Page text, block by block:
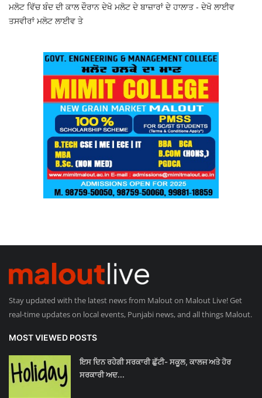
ਮਲੋਟ ਵਿੱਚ ਬੰਦ ਦੀ ਕਾਲ ਦੌਰਾਨ ਦੇਖੋ ਮਲੋਟ ਦੇ ਬਾਜ਼ਾਰਾਂ ਦੇ ਹਾਲਾਤ - ਦੇਖੋ ਲਾਈਵ
ਤਸਵੀਰਾਂ ਮਲੋਟ ਲਾਈਵ ਤੇ
Stay updated with the latest news from Malout on Malout Live! Get
real-time updates on local events, Punjabi news, and all things Malout.
MOST VIEWED POSTS
ਇਸ ਦਿਨ ਰਹੇਗੀ ਸਰਕਾਰੀ ਛੁੱਟੀ- ਸਕੂਲ, ਕਾਲਜ ਅਤੇ ਹੋਰ
ਸਰਕਾਰੀ ਅਦ...